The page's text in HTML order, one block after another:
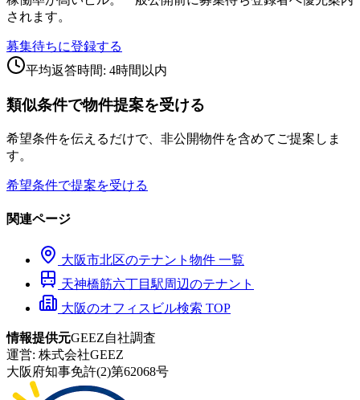
されます。
募集待ちに登録する
平均返答時間: 4時間以内
類似条件で物件提案を受ける
希望条件を伝えるだけで、非公開物件を含めてご提案しま
す。
希望条件で提案を受ける
関連ページ
大阪市北区のテナント物件 一覧
天神橋筋六丁目 駅周辺のテナント
大阪のオフィスビル検索 TOP
情報提供元GEEZ自社調査
運営: 株式会社GEEZ
大阪府知事免許(2)第62068号